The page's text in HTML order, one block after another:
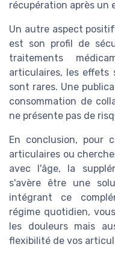
récupération après un
Un autre aspect
est son profil de
traitements
articulaires, les effets
sont rares. Une
consommation de
ne présente pas de
En conclusion, pour
articulaires ou
avec l'âge, la
s'avère être une
intégrant ce
régime quotidien,
les douleurs mais
flexibilité de vos